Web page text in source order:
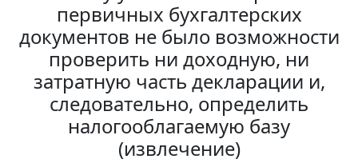
первичных бухгалтерских
документов не было возможности
проверить ни доходную, ни
затратную часть декларации и,
следовательно, определить
налогооблагаемую базу
(извлечение)